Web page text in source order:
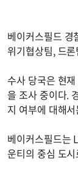
베이커스필드 경
위기협상팀, 드
수사 당국은 현
을 조사 중이다.
지 여부에 대해
베이커스필드는
운티의 중심 도